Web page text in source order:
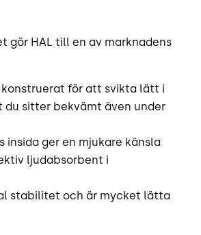
HAL till en av marknadens
för att svikta lätt i
sitter bekvämt även under
ger en mjukare känsla
ljudabsorbent i
stabilitet och är mycket lätta